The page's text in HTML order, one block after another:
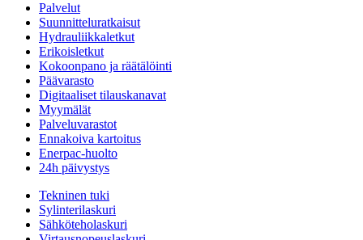
Palvelut
Suunnitteluratkaisut
Hydrauliikkaletkut
Erikoisletkut
Kokoonpano ja räätälöinti
Päävarasto
Digitaaliset tilauskanavat
Myymälät
Palveluvarastot
Ennakoiva kartoitus
Enerpac-huolto
24h päivystys
Tekninen tuki
Sylinterilaskuri
Sähköteholaskuri